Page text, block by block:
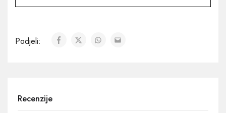
Podjeli:
Recenzije